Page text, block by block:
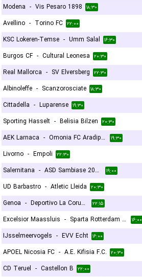
Modena - Vis Pesaro 1898 ۱۸:۳۰
Avellino - Torino FC ۲۲:۰۰
KSC Lokeren-Temse - Umm Salal ۱۶:۳۰
Burgos CF - Cultural Leonesa ۲۰:۳۰
Real Mallorca - SV Elversberg ۲۲:۳۰
Albinoleffe - Scanzorosciate ۱۸:۳۰
Cittadella - Luparense ۱۹:۳۰
Sporting Hasselt - Belisia Bilzen ۲۰:۳۰
AEK Larnaca - Omonia FC Aradippou ۱۹:۳۰
Livorno - Empoli ۲۲:۳۰
Salernitana - ASD Sambiase 2023 ۱۹:۰۰
UD Barbastro - Atletic Lleida ۲۰:۳۰
Genoa - Deportivo La Coruna ۲۲:۱۵
Excelsior Maassluis - Sparta Rotterdam Reserves ۱۶:۰۰
IJsselmeervogels - EVV Echt ۱۶:۰۰
APOEL Nicosia FC - A.E. Kifisia F.C. ۲۰:۳۰
CD Teruel - Castellon B ۲۲:۰۰